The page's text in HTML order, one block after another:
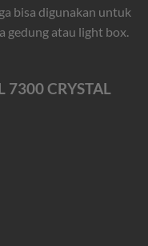
bisa digunakan untuk
gedung atau light box.
7300 CRYSTAL